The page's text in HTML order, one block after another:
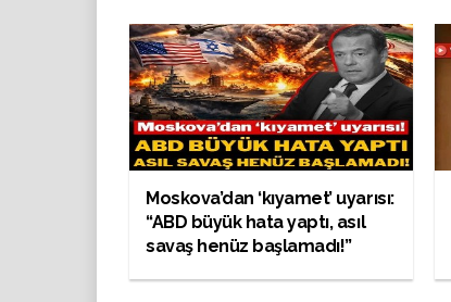
Moskova’dan ‘kıyamet’ uyarısı:
“ABD büyük hata yaptı, asıl
savaş henüz başlamadı!”